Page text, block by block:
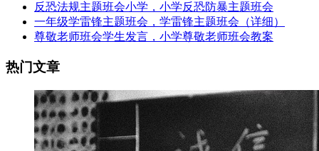
反恐法规主题班会小学，小学反恐防暴主题班会
一年级学雷锋主题班会，学雷锋主题班会（详细）
尊敬老师班会学生发言，小学尊敬老师班会教案
热门文章